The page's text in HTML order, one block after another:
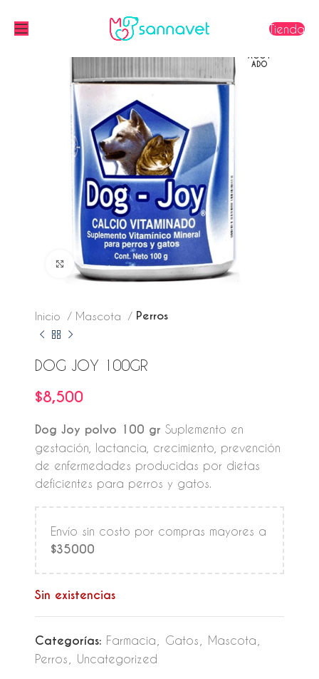
Tienda
AGOT
ADO
Click to enlarge
Inicio Mascota Perros
DOG JOY 100GR
$8,500
Dog Joy polvo 100 gr Suplemento en
gestación, lactancia, crecimiento, prevención
de enfermedades producidas por dietas
deficientes para perros y gatos.
Envío sin costo por compras mayores a
$35000
Sin existencias
Categorías: Farmacia Gatos Mascota
Perros
Uncategorized